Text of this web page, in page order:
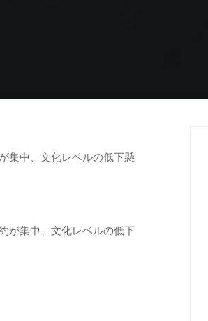
集中、文化レベルの低下懸
が集中、文化レベルの低下